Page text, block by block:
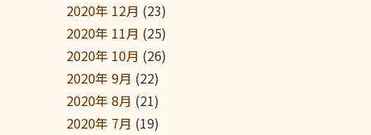
2020年 12月 (23)
2020年 11月 (25)
2020年 10月 (26)
2020年 9月 (22)
2020年 8月 (21)
2020年 7月 (19)